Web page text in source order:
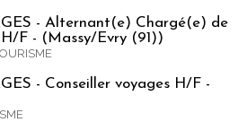
- Alternant(e) Chargé(e) de
H/F - (Massy/Evry (91))
- Conseiller voyages H/F -